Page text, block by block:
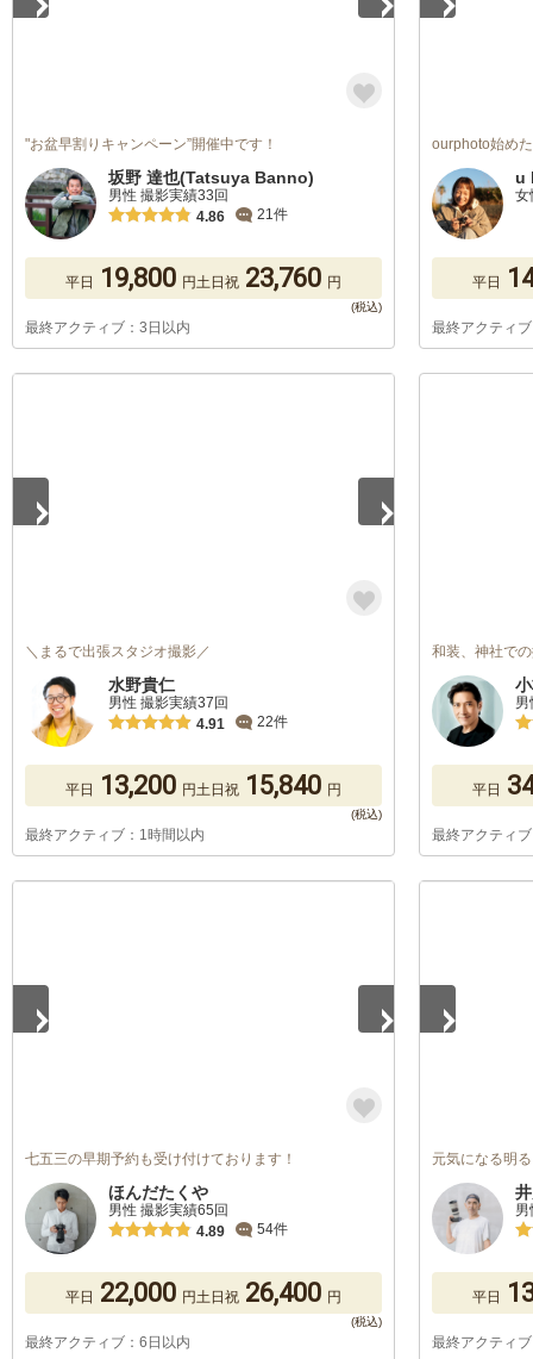
"お盆早割りキャンペーン”開催中です！
坂野 達也(Tatsuya Banno)
男性 撮影実績33回
4.86
21件
平日 19,800 円土日祝 23,760 円
最終アクティブ：3日以内
ourphoto始め
u
女
平日
最終アクティ
＼まるで出張スタジオ撮影／
水野貴仁
男性 撮影実績37回
4.91
22件
平日 13,200 円土日祝 15,840 円
最終アクティブ：1時間以内
和装、神社で
男
平日
最終アクティ
七五三の早期予約も受け付けております！
ほんだたくや
男性 撮影実績65回
4.89
54件
平日 22,000 円土日祝 26,400 円
最終アクティブ：6日以内
元気になる明
男
平日
最終アクティ